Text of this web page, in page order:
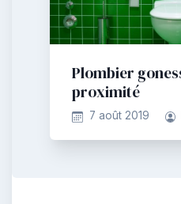
Plombier
proximité
7 août 2019